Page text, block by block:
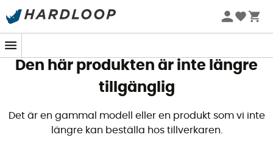
Sommarerbjudanden 🔥 -5 % EXTRA vid köp av 2 produkter*
Den här produkten är inte längre
tillgänglig
Det är en gammal modell eller en produkt som vi inte
längre kan beställa hos tillverkaren.